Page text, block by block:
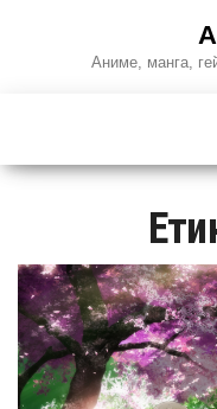
Аниме, манга,